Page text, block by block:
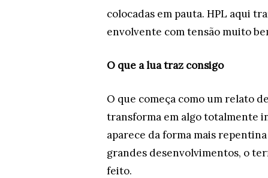
colocadas em pauta. HPL aqui
envolvente com tensão muito
O que a lua traz consigo
O que começa como um relato
transforma em algo totalmente
aparece da forma mais
grandes desenvolvimentos, o
feito.